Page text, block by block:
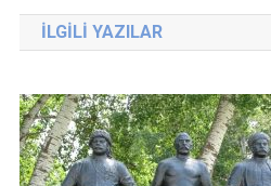
İLGILI YAZILAR